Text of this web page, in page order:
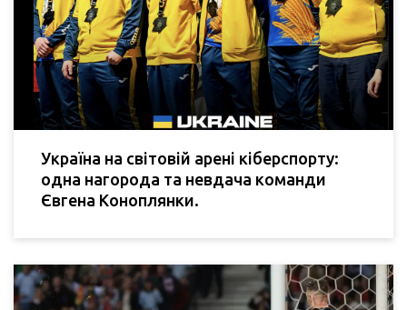
Україна на світовій арені кіберспорту:
одна нагорода та невдача команди
Євгена Коноплянки.